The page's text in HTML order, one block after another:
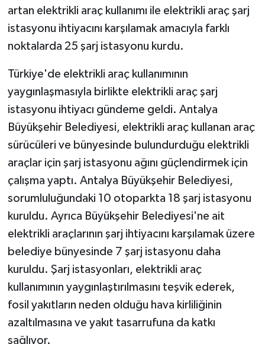
artan elektrikli araç kullanımı ile elektrikli araç şarj
istasyonu ihtiyacını karşılamak amacıyla farklı
noktalarda 25 şarj istasyonu kurdu.
Türkiye'de elektrikli araç kullanımının
yaygınlaşmasıyla birlikte elektrikli araç şarj
istasyonu ihtiyacı gündeme geldi. Antalya
Büyükşehir Belediyesi, elektrikli araç kullanan araç
sürücüleri ve bünyesinde bulundurduğu elektrikli
araçlar için şarj istasyonu ağını güçlendirmek için
çalışma yaptı. Antalya Büyükşehir Belediyesi,
sorumluluğundaki 10 otoparkta 18 şarj istasyonu
kuruldu. Ayrıca Büyükşehir Belediyesi'ne ait
elektrikli araçlarının şarj ihtiyacını karşılamak üzere
belediye bünyesinde 7 şarj istasyonu daha
kuruldu. Şarj istasyonları, elektrikli araç
kullanımının yaygınlaştırılmasını teşvik ederek,
fosil yakıtların neden olduğu hava kirliliğinin
azaltılmasına ve yakıt tasarrufuna da katkı
sağlıyor.